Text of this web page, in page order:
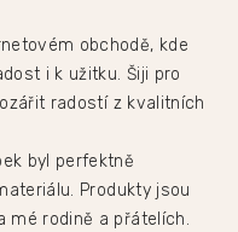
obchodě, kde
i k užitku. Šiji pro
radostí z kvalitních
byl perfektně
Produkty jsou
mé rodině a přátelích.